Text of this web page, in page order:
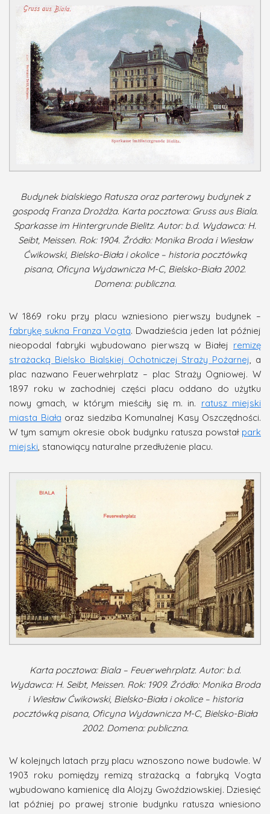
Budynek bialskiego Ratusza oraz parterowy budynek z
gospodą Franza Drożdża. Karta pocztowa: Gruss aus Biala.
Sparkasse im Hintergrunde Bielitz. Autor: b.d. Wydawca: H.
Seibt, Meissen. Rok: 1904. Źródło: Monika Broda i Wiesław
Ćwikowski, Bielsko-Biała i okolice – historia pocztówką
pisana, Oficyna Wydawnicza M-C, Bielsko-Biała 2002.
Domena: publiczna.
W 1869 roku przy placu wzniesiono pierwszy budynek –
fabrykę sukna Franza Vogta. Dwadzieścia jeden lat później
nieopodal fabryki wybudowano pierwszą w Białej remizę
strażacką Bielsko Bialskiej Ochotniczej Straży Pożarnej , a
plac nazwano Feuerwehrplatz – plac Straży Ogniowej. W
1897 roku w zachodniej części placu oddano do użytku
nowy gmach, w którym mieściły się m. in. ratusz miejski
miasta Biała oraz siedziba Komunalnej Kasy Oszczędności.
W tym samym okresie obok budynku ratusza powstał park
miejski , stanowiący naturalne przedłużenie placu.
Karta pocztowa: Biala – Feuerwehrplatz. Autor: b.d.
Wydawca: H. Seibt, Meissen. Rok: 1909. Źródło: Monika Broda
i Wiesław Ćwikowski, Bielsko-Biała i okolice – historia
pocztówką pisana, Oficyna Wydawnicza M-C, Bielsko-Biała
2002. Domena: publiczna.
W kolejnych latach przy placu wznoszono nowe budowle. W
1903 roku pomiędzy remizą strażacką a fabryką Vogta
wybudowano kamienicę dla Alojzy Gwoździowskiej. Dziesięć
lat później po prawej stronie budynku ratusza wniesiono